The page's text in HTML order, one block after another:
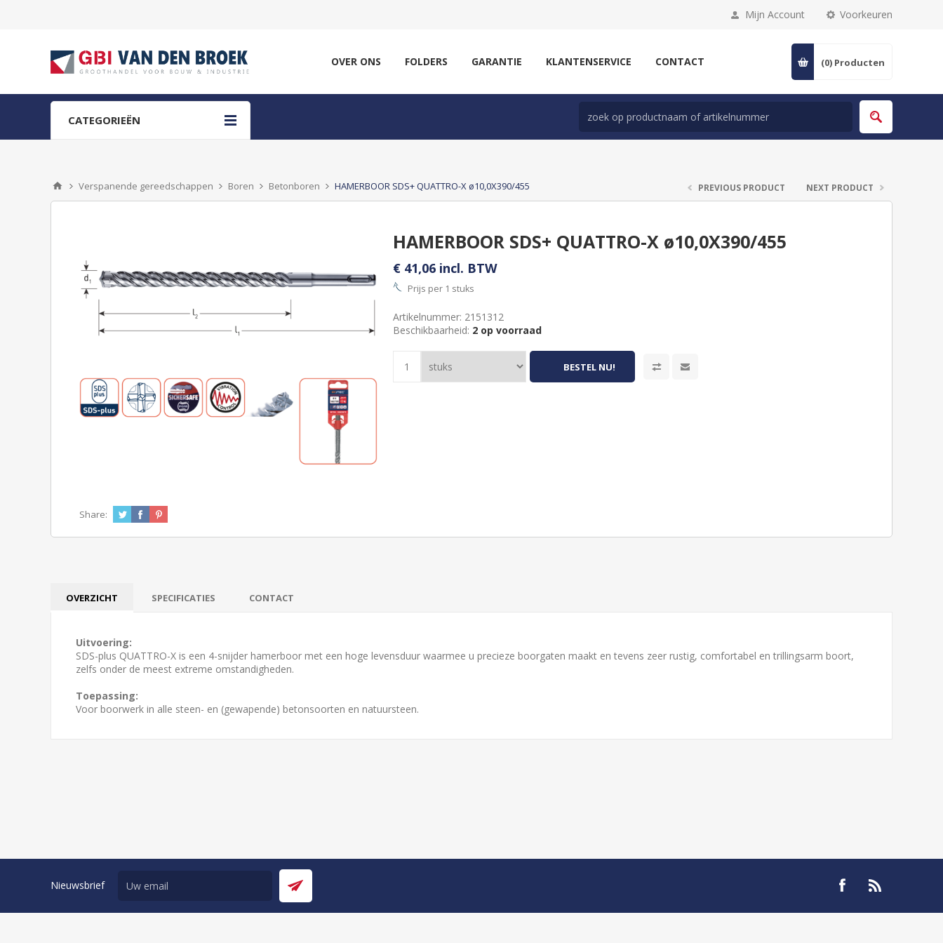
Voorkeuren
Mijn Account
OVER ONS FOLDERS GARANTIE KLANTENSERVICE CONTACT (0) Producten
CATEGORIEËN
Verspanende gereedschappen Boren Betonboren HAMERBOOR SDS+ QUATTRO-X ø10,0X390/455 PREVIOUS PRODUCT NEXT PRODUCT
HAMERBOOR SDS+ QUATTRO-X ø10,0X390/455
€ 41,06 incl. BTW
Prijs per 1 stuks
Artikelnummer: 2151312
Beschikbaarheid: 2 op voorraad
Share:
OVERZICHT SPECIFICATIES CONTACT
Uitvoering:
SDS-plus QUATTRO-X is een 4-snijder hamerboor met een hoge levensduur waarmee u precieze boorgaten maakt en tevens zeer rustig, comfortabel en trillingsarm boort,
zelfs onder de meest extreme omstandigheden.
Toepassing:
Voor boorwerk in alle steen- en (gewapende) betonsoorten en natuursteen.
Nieuwsbrief